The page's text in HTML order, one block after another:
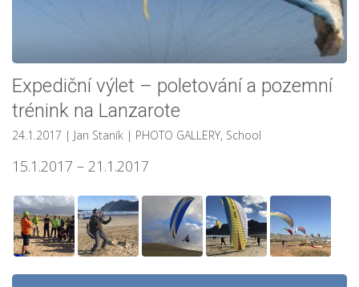
Expediční výlet – poletování a pozemní
trénink na Lanzarote
24.1.2017 | Jan Staník | PHOTO GALLERY, School
15.1.2017 – 21.1.2017